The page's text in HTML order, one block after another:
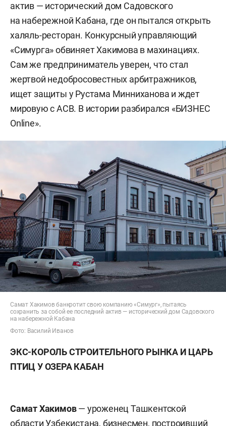
актив — исторический дом Садовского
на набережной Кабана, где он пытался открыть
халяль-ресторан. Конкурсный управляющий
«Симурга» обвиняет Хакимова в махинациях.
Сам же предприниматель уверен, что стал
жертвой недобросовестных арбитражников,
ищет защиты у Рустама Минниханова и ждет
мировую с АСВ. В истории разбирался «БИЗНЕС
Online».
Самат Хакимов банкротит свою компанию «Симург», пытаясь
сохранить за собой ее последний актив — исторический дом Садовского
на набережной Кабана
Фото: Василий Иванов
ЭКС-КОРОЛЬ СТРОИТЕЛЬНОГО РЫНКА И ЦАРЬ
ПТИЦ У ОЗЕРА КАБАН
Самат Хакимов— уроженец Ташкентской
области Узбекистана, бизнесмен, построивший